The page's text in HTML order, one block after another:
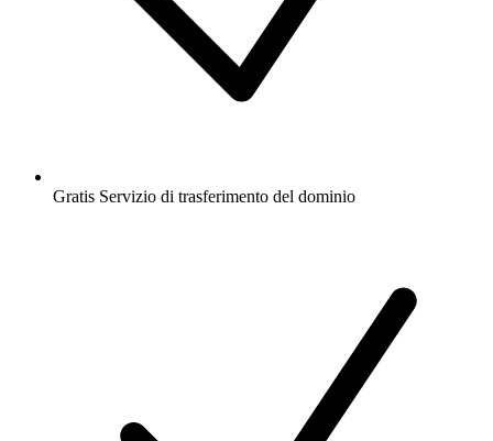
Gratis Servizio di trasferimento del dominio